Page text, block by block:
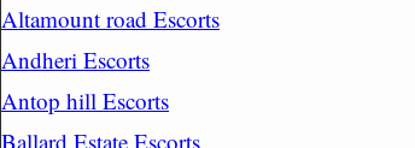
Altamount road Escorts
Andheri Escorts
Antop hill Escorts
Ballard Estate Escorts